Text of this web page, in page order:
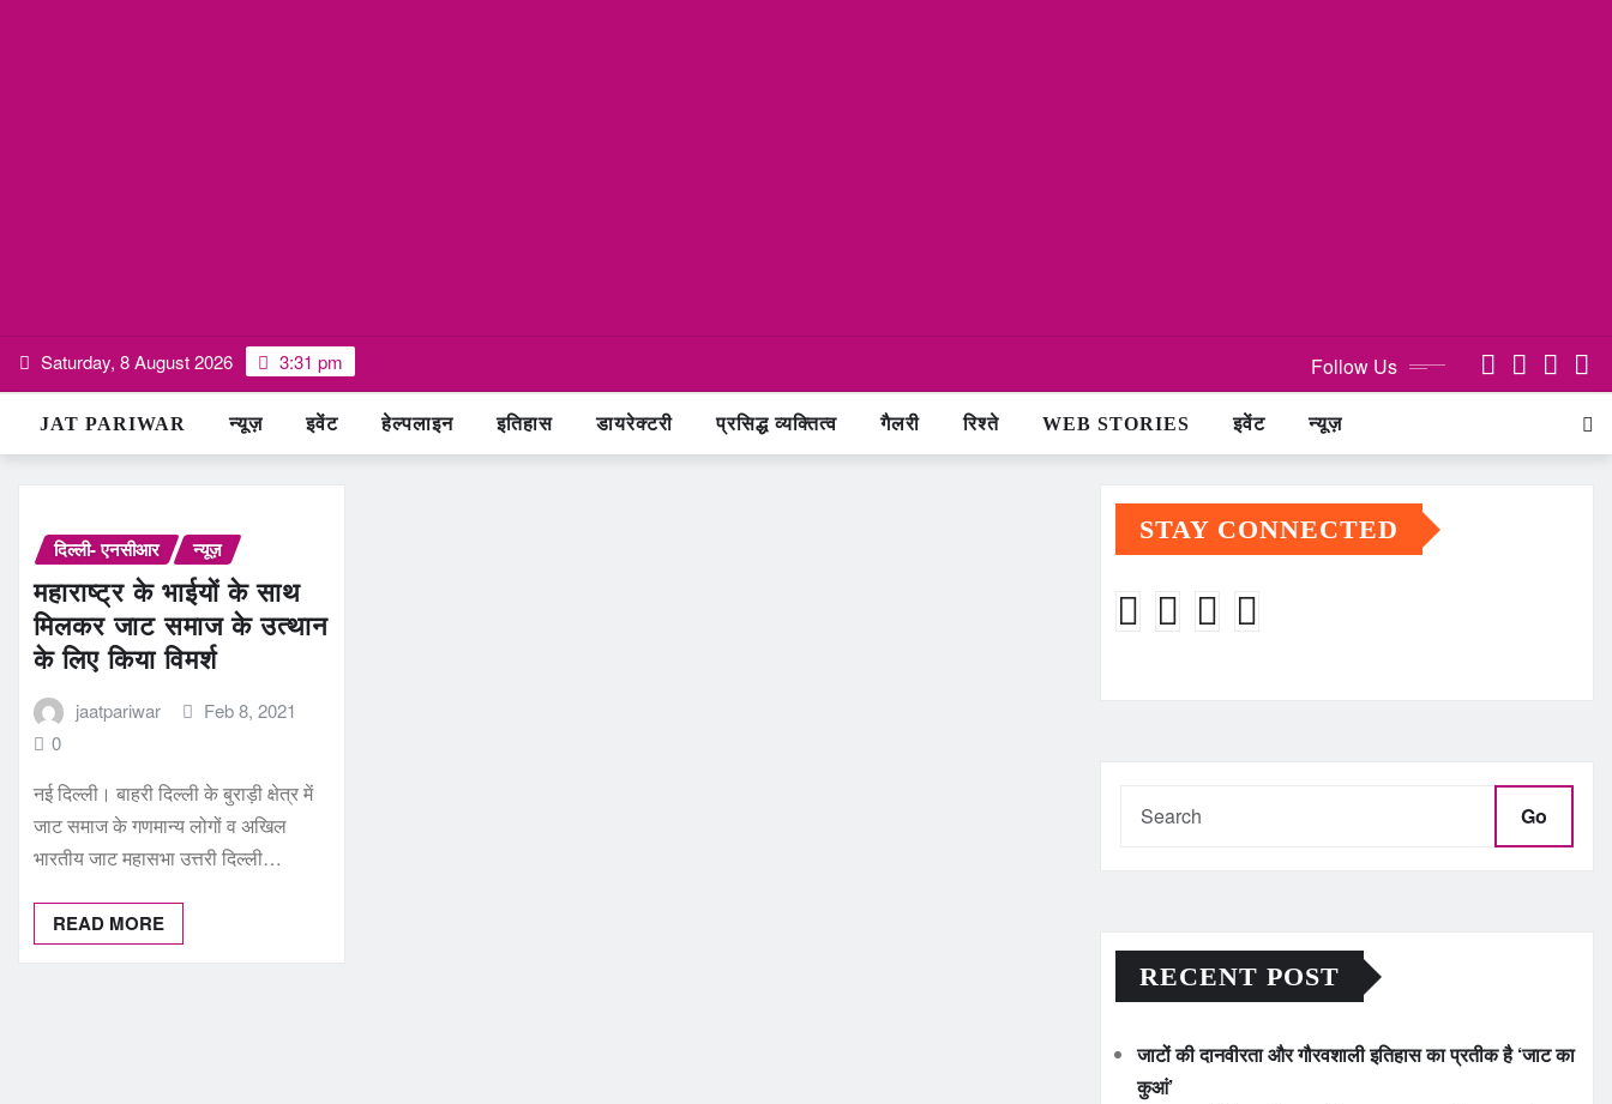
Skip
content
Saturday, 8 August 2026 3:31 pm Follow Us
JAT PARIWAR न्यूज़ इवेंट हेल्पलाइन इतिहास डायरेक्टरी प्रसिद्ध व्यक्तित्व गैलरी रिश्ते WEB STORIES इवेंट न्यूज़
दिल्ली- एनसीआर न्यूज़
महाराष्ट्र के भाईयों के साथ
मिलकर जाट समाज के उत्थान
के लिए किया विमर्श
jaatpariwar
Feb 8, 2021
0
नई दिल्ली। बाहरी दिल्ली के बुराड़ी क्षेत्र में
जाट समाज के गणमान्‍य लोगों व अखिल
भारतीय जाट महासभा उत्तरी दिल्ली…
READ MORE
STAY CONNECTED
Go
RECENT POST
जाटों की दानवीरता और गौरवशाली इतिहास का प्रतीक है ‘जाट का
कुआं’